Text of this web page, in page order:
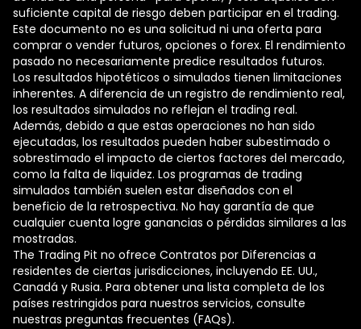
suficiente capital de riesgo deben participar en el trading.
Este documento no es una solicitud ni una oferta para
comprar o vender futuros, opciones o forex. El rendimiento
pasado no necesariamente predice resultados futuros.
Los resultados hipotéticos o simulados tienen limitaciones
inherentes. A diferencia de un registro de rendimiento real,
los resultados simulados no reflejan el trading real.
Además, debido a que estas operaciones no han sido
ejecutadas, los resultados pueden haber subestimado o
sobrestimado el impacto de ciertos factores del mercado,
como la falta de liquidez. Los programas de trading
simulados también suelen estar diseñados con el
beneficio de la retrospectiva. No hay garantía de que
cualquier cuenta logre ganancias o pérdidas similares a las
mostradas.
The Trading Pit no ofrece Contratos por Diferencias a
residentes de ciertas jurisdicciones, incluyendo EE. UU.,
Canadá y Rusia. Para obtener una lista completa de los
países restringidos para nuestros servicios, consulte
nuestras preguntas frecuentes (FAQs).